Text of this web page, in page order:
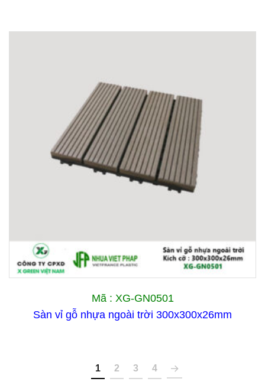
Mã : XG-GN0501
Sàn vỉ gỗ nhựa ngoài trời 300x300x26mm
1 2 3 4